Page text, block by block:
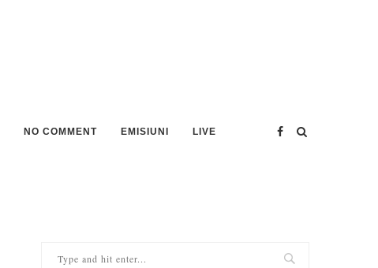
NO COMMENT EMISIUNI LIVE